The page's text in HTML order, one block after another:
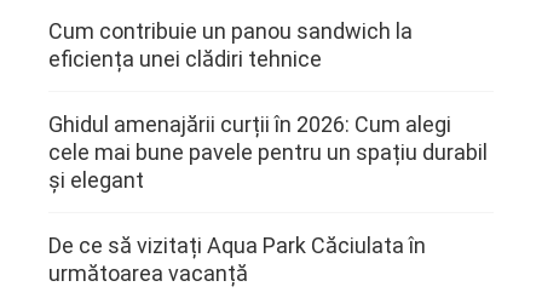
Cum contribuie un panou sandwich la
eficiența unei clădiri tehnice
Ghidul amenajării curții în 2026: Cum alegi
cele mai bune pavele pentru un spațiu durabil
și elegant
De ce să vizitați Aqua Park Căciulata în
următoarea vacanță